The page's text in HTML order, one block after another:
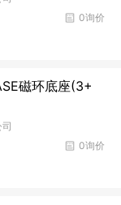
0询价
磁环底座(3+
0询价